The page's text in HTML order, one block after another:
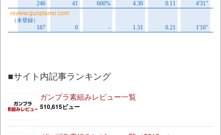
■サイト内記事ランキング
ガンプラ素組みレビュー一覧
510,615ビュー